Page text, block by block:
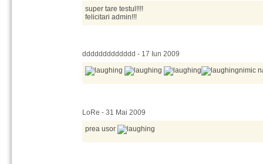
super tare testul!!!!
felicitari admin!!!
ddddddddddddd - 17 Iun 2009
nimic
LoRe - 31 Mai 2009
prea usor